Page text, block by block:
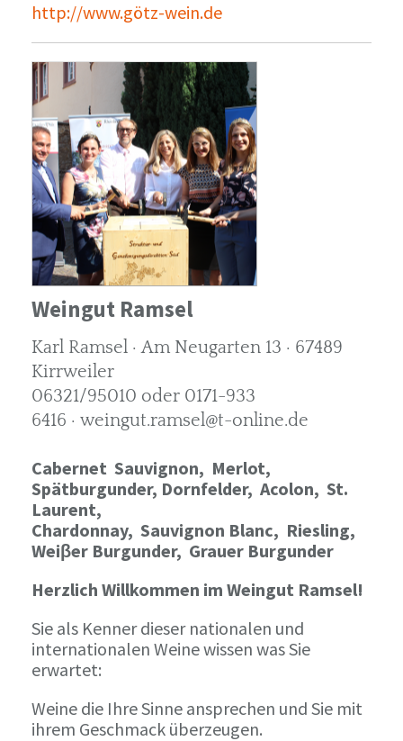
http://www.götz-wein.de
Weingut Ramsel
Karl Ramsel · Am Neugarten 13 · 67489
Kirrweiler
06321/95010 oder 0171-933
6416 · weingut.ramsel@t-online.de
Cabernet Sauvignon, Merlot,
Spätburgunder, Dornfelder, Acolon, St.
Laurent,
Chardonnay, Sauvignon Blanc, Riesling,
Weiβer Burgunder, Grauer Burgunder
Herzlich Willkommen im Weingut Ramsel!
Sie als Kenner dieser nationalen und
internationalen Weine wissen was Sie
erwartet:
Weine die Ihre Sinne ansprechen und Sie mit
ihrem Geschmack überzeugen.